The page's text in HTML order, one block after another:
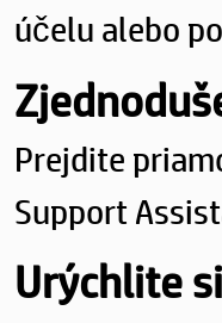
účelu alebo
Prejdite
Support
Urýchlite